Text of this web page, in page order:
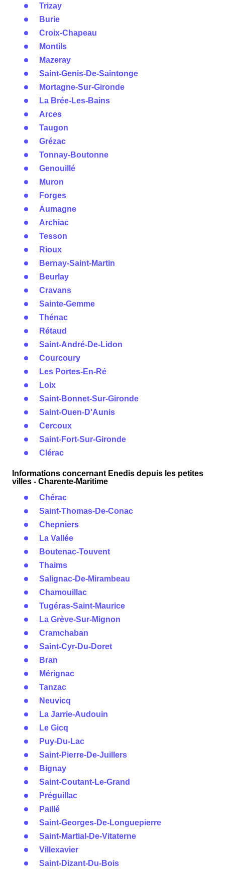
Trizay
Burie
Croix-Chapeau
Montils
Mazeray
Saint-Genis-De-Saintonge
Mortagne-Sur-Gironde
La Brée-Les-Bains
Arces
Taugon
Grézac
Tonnay-Boutonne
Genouillé
Muron
Forges
Aumagne
Archiac
Tesson
Rioux
Bernay-Saint-Martin
Beurlay
Cravans
Sainte-Gemme
Thénac
Rétaud
Saint-André-De-Lidon
Courcoury
Les Portes-En-Ré
Loix
Saint-Bonnet-Sur-Gironde
Saint-Ouen-D'Aunis
Cercoux
Saint-Fort-Sur-Gironde
Clérac
Informations concernant Enedis depuis les petites
villes - Charente-Maritime
Chérac
Saint-Thomas-De-Conac
Chepniers
La Vallée
Boutenac-Touvent
Thaims
Salignac-De-Mirambeau
Chamouillac
Tugéras-Saint-Maurice
La Grève-Sur-Mignon
Cramchaban
Saint-Cyr-Du-Doret
Bran
Mérignac
Tanzac
Neuvicq
La Jarrie-Audouin
Le Gicq
Puy-Du-Lac
Saint-Pierre-De-Juillers
Bignay
Saint-Coutant-Le-Grand
Préguillac
Paillé
Saint-Georges-De-Longuepierre
Saint-Martial-De-Vitaterne
Villexavier
Saint-Dizant-Du-Bois